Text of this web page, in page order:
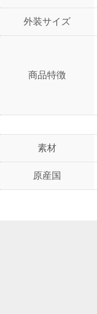
外装サイズ
商品特徴
素材
原産国